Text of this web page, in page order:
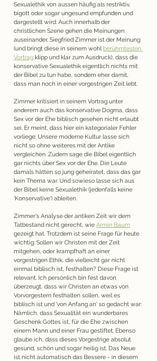
Sexualethik von aussen häufig als restriktiv,
bigott oder sogar ungesund empfunden und
dargestellt wird. Auch innerhalb der
christlichen Szene gehen die Meinungen
auseinander. Siegfried Zimmer ist der Meinung
(und bringt diese in seinem wohl berühmtesten
Vortrag klipp und klar zum Ausdruck), dass die
konservative Sexualethik eigentlich nichts mit
der Bibel zu tun habe, sondern eher damit,
dass man noch in einer vorgestrigen Zeit lebt.
Zimmer kritisiert in seinem Vortrag unter
anderem auch das konservative Dogma, dass
Sex vor der Ehe biblisch gesehen nicht erlaubt
sei. Er meint, dass hier ein kategorialer Fehler
vorliege: Unsere moderne Kultur lasse sich
nicht so ohne weiteres mit der Antike
vergleichen. Zudem sage die Bibel eigentlich
gar nichts über Sex vor der Ehe. Die Leute
damals hätten so jung geheiratet, dass das gar
kein Thema war. Und sowieso lasse sich aus
der Bibel keine Sexualethik (jedenfalls keine
'Konservative') ableiten.
Zimmer's Analyse der antiken Zeit wir dem
Tatbestand nicht gerecht, wie Armin Baum
gezeigt hat. Trotzdem ist seine Frage für heute
wichtig: Sollen wir Christen mit der Zeit
mitgehen, oder krampfhaft an einer
vorgestrigen Ethik, die vielleicht gar nicht
einmal biblisch ist, festhalten? Diese Frage ist
relevant. Ich persönlich bin fest davon
überzeugt, dass wir Christen an etwas von
Vorvorgestern festhalten sollen, weil es
biblisch ist und 'von Anfang an' so gedacht war:
Nämlich, dass Sexualität ein wunderbares
Geschenk Gottes ist, für die Ehe zwischen
einem Mann und einer Frau gestiftet. Ebenso
glaube ich, dass dieses Vorgestrige absolut
gesund, schön und sogar heilig ist. Das Neue
ist nicht automatisch das Bessere - in diesem